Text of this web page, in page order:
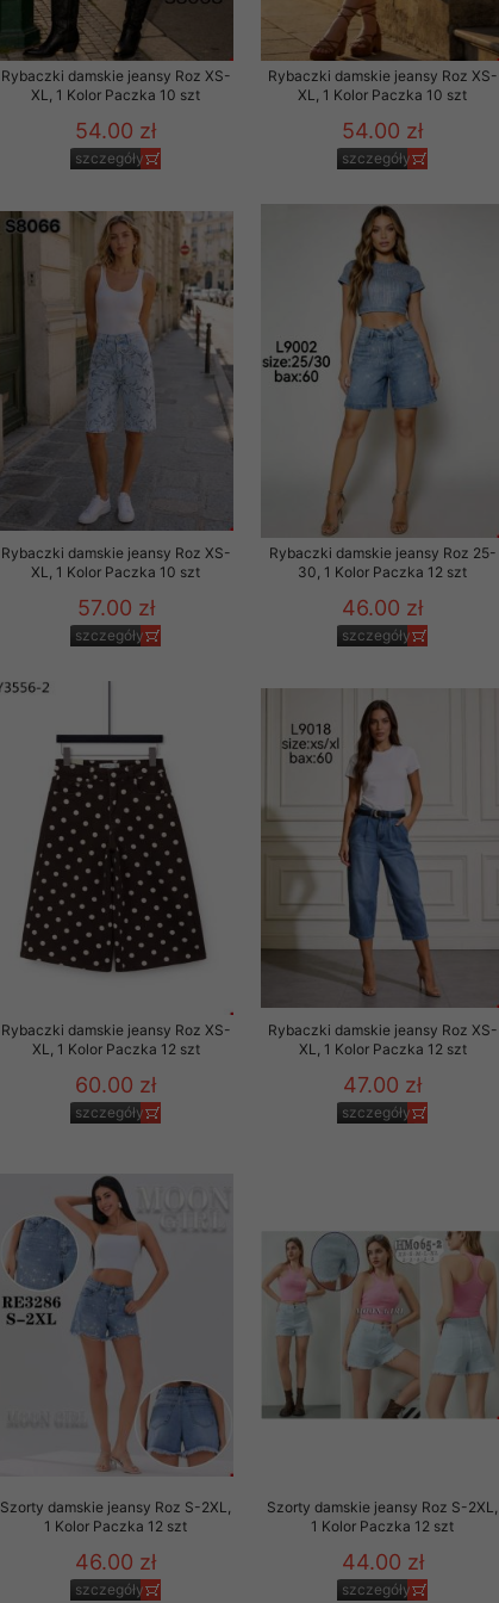
Rybaczki damskie jeansy Roz XS-
XL, 1 Kolor Paczka 10 szt
54.00 zł
szczegóły
Rybaczki damskie jeansy Roz XS-
XL, 1 Kolor Paczka 10 szt
54.00 zł
szczegóły
Rybaczki damskie jeansy Roz XS-
XL, 1 Kolor Paczka 10 szt
57.00 zł
szczegóły
Rybaczki damskie jeansy Roz 25-
30, 1 Kolor Paczka 12 szt
46.00 zł
szczegóły
Rybaczki damskie jeansy Roz XS-
XL, 1 Kolor Paczka 12 szt
60.00 zł
szczegóły
Rybaczki damskie jeansy Roz XS-
XL, 1 Kolor Paczka 12 szt
47.00 zł
szczegóły
Szorty damskie jeansy Roz S-2XL,
1 Kolor Paczka 12 szt
46.00 zł
szczegóły
Szorty damskie jeansy Roz S-2XL,
1 Kolor Paczka 12 szt
44.00 zł
szczegóły